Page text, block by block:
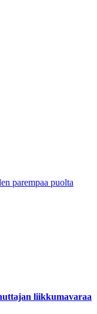
parempaa puolta
liikkumavaraa